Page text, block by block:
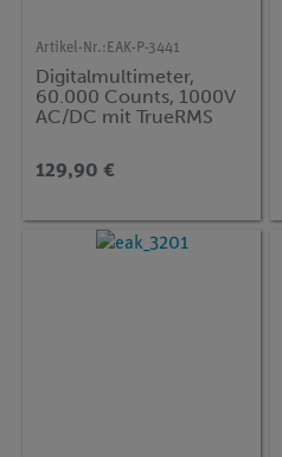
Artikel-Nr.: EAK-P-3441
Digitalmultimeter,
60.000 Counts, 1000V
AC/DC mit TrueRMS
129,90 €